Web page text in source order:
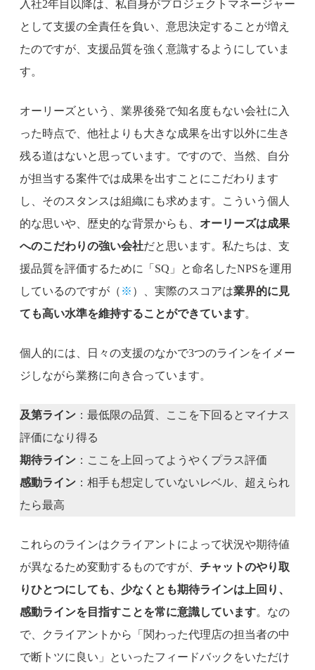
入社2年目以降は、私自身がプロジェクトマネージャー
として支援の全責任を負い、意思決定することが増え
たのですが、支援品質を強く意識するようにしていま
す。
オーリーズという、業界後発で知名度もない会社に入
った時点で、他社よりも大きな成果を出す以外に生き
残る道はないと思っています。ですので、当然、自分
が担当する案件では成果を出すことにこだわります
し、そのスタンスは組織にも求めます。こういう個人
的な思いや、歴史的な背景からも、 オーリーズは成果
へのこだわりの強い会社だと思います。私たちは、支
援品質を評価するために「SQ」と命名したNPSを運用
しているのですが（ ※ ）、実際のスコアは業界的に見
ても高い水準を維持することができています。
個人的には、日々の支援のなかで3つのラインをイメー
ジしながら業務に向き合っています。
及第ライン ：最低限の品質、ここを下回るとマイナス
評価になり得る
期待ライン ：ここを上回ってようやくプラス評価
感動ライン ：相手も想定していないレベル、超えられ
たら最高
これらのラインはクライアントによって状況や期待値
が異なるため変動するものですが、 チャットのやり取
りひとつにしても、少なくとも期待ラインは上回り、
感動ラインを目指すことを常に意識しています。なの
で、クライアントから「関わった代理店の担当者の中
で断トツに良い」といったフィードバックをいただけ